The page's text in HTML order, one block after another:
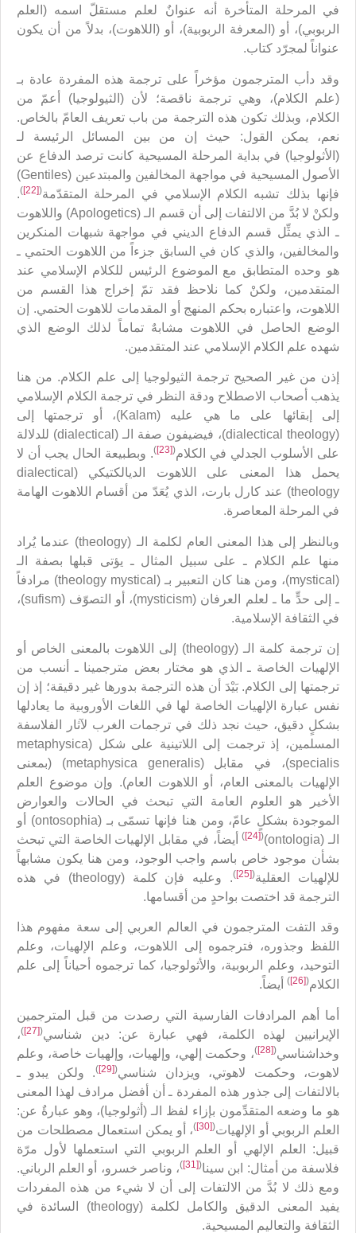
في المرحلة المتأخرة أنه عنوانٌ لعلم مستقلّ اسمه (العلم
الربوبي)، أو (المعرفة الربوبية)، أو (اللاهوت)، بدلاً من أن يكون
عنواناً لمجرّد كتاب.
وقد دأب المترجمون مؤخراً على ترجمة هذه المفردة عادة بـ
(علم الكلام)، وهي ترجمة ناقصة؛ لأن (الثيولوجيا) أعمّ من
الكلام، وبذلك تكون هذه الترجمة من باب تعريف العامّ بالخاص.
نعم، يمكن القول: حيث إن من بين المسائل الرئيسة لـ
(الأثولوجيا) في بداية المرحلة المسيحية كانت ترصد الدفاع عن
الأصول المسيحية في مواجهة المخالفين والمبتدعين (Gentiles)
فإنها بذلك تشبه الكلام الإسلامي في المرحلة المتقدّمة(
[22]
)
.
ولكنْ لا بُدَّ من الالتفات إلى أن قسم الـ (Apologetics) واللاهوت
ـ الذي يمثِّل قسم الدفاع الديني في مواجهة شبهات المنكرين
والمخالفين، والذي كان في السابق جزءاً من اللاهوت الحتمي ـ
هو وحده المتطابق مع الموضوع الرئيس للكلام الإسلامي عند
المتقدمين، ولكنْ كما نلاحظ فقد تمّ إخراج هذا القسم من
اللاهوت، واعتباره بحكم المنهج أو المقدمات للاهوت الحتمي. إن
الوضع الحاصل في اللاهوت مشابهٌ تماماً لذلك الوضع الذي
شهده علم الكلام الإسلامي عند المتقدمين.
إذن من غير الصحيح ترجمة الثيولوجيا إلى علم الكلام. من هنا
يذهب أصحاب الاصطلاح ودقة النظر في ترجمة الكلام الإسلامي
إلى إبقائها على ما هي عليه (Kalam)، أو ترجمتها إلى
(dialectical theology)، فيضيفون صفة الـ (dialectical) للدلالة
على الأسلوب الجدلي في الكلام(
[23]
). وبطبيعة الحال يجب أن لا
يحمل هذا المعنى على اللاهوت الديالكتيكي (dialectical
theology) عند كارل بارت، الذي يُعَدّ من أقسام اللاهوت الهامة
في المرحلة المعاصرة.
وبالنظر إلى هذا المعنى العام لكلمة الـ (theology) عندما يُراد
منها علم الكلام ـ على سبيل المثال ـ يؤتى قبلها بصفة الـ
(mystical)، ومن هنا كان التعبير بـ (theology mystical) مرادفاً
ـ إلى حدٍّ ما ـ لعلم العرفان (mysticism)، أو التصوّف (sufism)،
في الثقافة الإسلامية.
إن ترجمة كلمة الـ (theology) إلى اللاهوت بالمعنى الخاص أو
الإلهيات الخاصة ـ الذي هو مختار بعض مترجمينا ـ أنسب من
ترجمتها إلى الكلام. بَيْدَ أن هذه الترجمة بدورها غير دقيقة؛ إذ إن
نفس عبارة الإلهيات الخاصة لها في اللغات الأوروبية ما يعادلها
بشكلٍ دقيق، حيث نجد ذلك في ترجمات الغرب لآثار الفلاسفة
المسلمين، إذ ترجمت إلى اللاتينية على شكل (metaphysica
specialis)، في مقابل (metaphysica generalis) (بمعنى
الإلهيات بالمعنى العام، أو اللاهوت العام). وإن موضوع العلم
الأخير هو العلوم العامة التي تبحث في الحالات والعوارض
الموجودة بشكلٍ عامّ، ومن هنا فإنها تسمّى بـ (ontosophia) أو
الـ (ontologia)
(
[24]
)أيضاً، في مقابل الإلهيات الخاصة التي تبحث
بشأن موجود خاص باسم واجب الوجود، ومن هنا يكون مشابهاً
للإلهيات العقلية(
[25]
)
. وعليه فإن كلمة (theology) في هذه
الترجمة قد اختصت بواحدٍ من أقسامها.
وقد التفت المترجمون في العالم العربي إلى سعة مفهوم هذا
اللفظ وجذوره، فترجموه إلى اللاهوت، وعلم الإلهيات، وعلم
التوحيد، وعلم الربوبية، والأثولوجيا، كما ترجموه أحياناً إلى علم
الكلام(
[26]
) أيضاً.
أما أهم المرادفات الفارسية التي رصدت من قبل المترجمين
الإيرانيين لهذه الكلمة، فهي عبارة عن: دين شناسي(
[27]
)،
وخداشناسي(
[28]
)، وحكمت إلهي، وإلهيات، وإلهيات خاصة، وعلم
لاهوت، وحكمت لاهوتي، ويزدان شناسي(
[29]
). ولكن يبدو ـ
بالالتفات إلى جذور هذه المفردة ـ أن أفضل مرادف لهذا المعنى
هو ما وضعه المتقدِّمون بإزاء لفظ الـ (أثولوجيا)، وهو عبارةٌ عن:
العلم الربوبي أو الإلهيات(
[30]
)، أو يمكن استعمال مصطلحات من
قبيل: العلم الإلهي أو العلم الربوبي التي استعملها لأول مرّة
فلاسفة من أمثال: ابن سينا(
[31]
)، وناصر خسرو، أو العلم الرباني.
ومع ذلك لا بُدَّ من الالتفات إلى أن لا شيء من هذه المفردات
يفيد المعنى الدقيق والكامل لكلمة (theology) السائدة في
الثقافة والتعاليم المسيحية.